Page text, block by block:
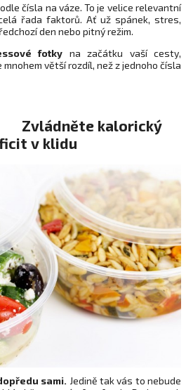
čísla na váze. To je velice relevantní
řada faktorů. Ať už spánek, stres,
den nebo pitný režim.
fotky na začátku vaší cesty,
mnohem větší rozdíl, než z jednoho čísla
kalorický
v klidu
sami. Jedině tak vás to nebude